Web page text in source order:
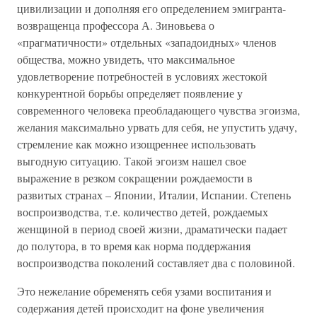
цивилизации и дополняя его определением эмигранта-
возвращенца профессора А. Зиновьева о
«прагматичности» отдельных «западоидных» членов
общества, можно увидеть, что максимальное
удовлетворение потребностей в условиях жестокой
конкурентной борьбы определяет появление у
современного человека преобладающего чувства эгоизма,
желания максимально урвать для себя, не упустить удачу,
стремление как можно изощреннее использовать
выгодную ситуацию. Такой эгоизм нашел свое
выражение в резком сокращении рождаемости в
развитых странах – Японии, Италии, Испании. Степень
воспроизводства, т.е. количество детей, рождаемых
женщиной в период своей жизни, драматически падает
до полутора, в то время как норма поддержания
воспроизводства поколений составляет два с половиной.
Это нежелание обременять себя узами воспитания и
содержания детей происходит на фоне увеличения